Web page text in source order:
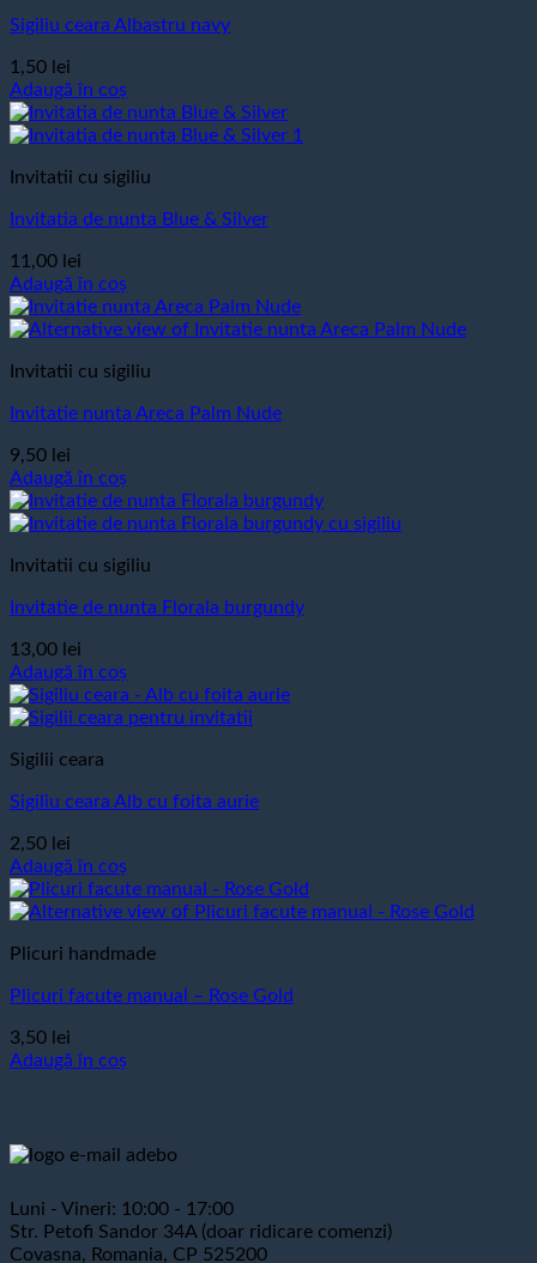
Sigiliu ceara Albastru navy
1,50 lei
Adaugă în coș
Invitatii cu sigiliu
Invitatia de nunta Blue & Silver
11,00 lei
Adaugă în coș
Invitatii cu sigiliu
Invitatie nunta Areca Palm Nude
9,50 lei
Adaugă în coș
Invitatii cu sigiliu
Invitatie de nunta Florala burgundy
13,00 lei
Adaugă în coș
Sigilii ceara
Sigiliu ceara Alb cu foita aurie
2,50 lei
Adaugă în coș
Plicuri handmade
Plicuri facute manual – Rose Gold
3,50 lei
Adaugă în coș
Luni - Vineri: 10:00 - 17:00
Str. Petofi Sandor 34A (doar ridicare comenzi)
Covasna, Romania, CP 525200